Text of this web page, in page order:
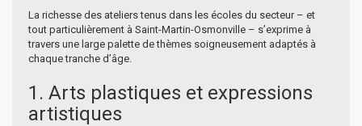
La richesse des ateliers tenus dans les écoles du secteur – et
tout particulièrement à Saint-Martin-Osmonville – s’exprime à
travers une large palette de thèmes soigneusement adaptés à
chaque tranche d’âge.
1. Arts plastiques et expressions
artistiques